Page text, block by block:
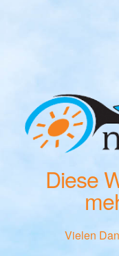
Diese
Vielen